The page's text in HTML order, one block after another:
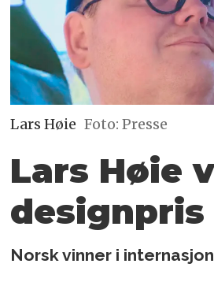
Lars Høie Foto: Presse
Lars Høie
designpris
Norsk vinner i